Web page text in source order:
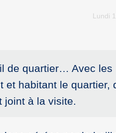
Lundi
de quartier… Avec les
et habitant le quartier,
joint à la visite.